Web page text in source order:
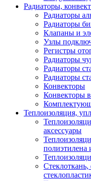
Радиаторы,
Радиаторы
Радиаторы
Клапаны и
Узлы
Регистры
Радиаторы
Радиаторы
Радиаторы
Конвекторы
Конвекторы
Теплоизоляция,
аксессуары
полиэтилена
Стеклоткань,